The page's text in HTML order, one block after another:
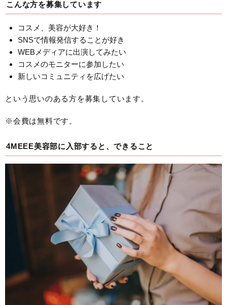
こんな方を募集しています
コスメ、美容が大好き！
SNSで情報発信することが好き
WEBメディアに出演してみたい
コスメのモニターに参加したい
新しいコミュニティを広げたい
という思いのある方を募集しています。
※会費は無料です。
4MEEE美容部に入部すると、できること